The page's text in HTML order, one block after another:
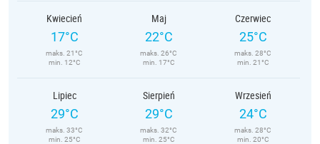
Kwiecień
17°C
maks. 21°C
min. 12°C
Maj
22°C
maks. 26°C
min. 17°C
Czerwiec
25°C
maks. 28°C
min. 21°C
Lipiec
29°C
maks. 33°C
min. 25°C
Sierpień
29°C
maks. 32°C
min. 25°C
Wrzesień
24°C
maks. 28°C
min. 20°C